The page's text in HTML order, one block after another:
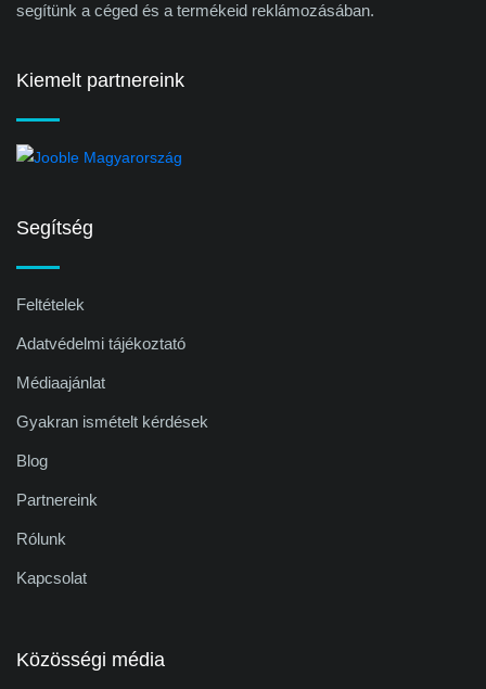
segítünk a céged és a termékeid reklámozásában.
Kiemelt partnereink
Segítség
Feltételek
Adatvédelmi tájékoztató
Médiaajánlat
Gyakran ismételt kérdések
Blog
Partnereink
Rólunk
Kapcsolat
Közösségi média